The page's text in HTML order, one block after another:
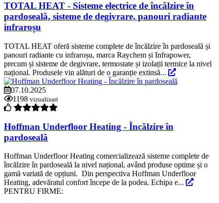
TOTAL HEAT - Sisteme electrice de încălzire în
pardoseală, sisteme de degivrare, panouri radiante
infraroșu
TOTAL HEAT oferă sisteme complete de încălzire în pardoseală și
panouri radiante cu infraroșu, marca Raychem și Infrapower,
precum și sisteme de degivrare, termostate și izolații termice la nivel
național. Produsele vin alături de o garanție extinsă...
07.10.2025
1198 vizualizari
Hoffman Underfloor Heating - Încălzire în
pardoseală
Hoffman Underfloor Heating comercializează sisteme complete de
încălzire în pardoseală la nivel național, având produse optime și o
gamă variată de opțiuni. Din perspectiva Hoffman Underfloor
Heating, adevăratul confort începe de la podea. Echipa e...
PENTRU FIRME: